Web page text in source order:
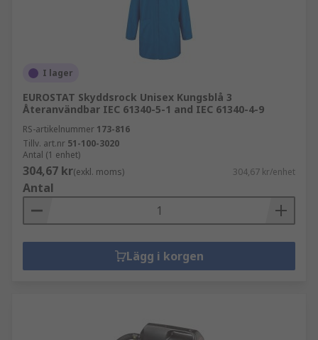
I lager
EUROSTAT Skyddsrock Unisex Kungsblå 3
Återanvändbar IEC 61340-5-1 and IEC 61340-4-9
RS-artikelnummer 173-816
Tillv. art.nr 51-100-3020
Antal (1 enhet)
304,67 kr(exkl. moms) 304,67 kr/enhet
Antal
Lägg i korgen